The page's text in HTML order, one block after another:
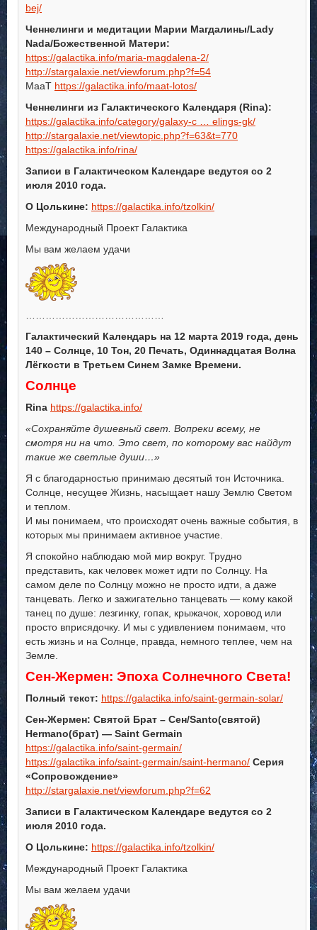
bej/
Ченнелинги и медитации Марии Магдалины/Lady
Nada/Божественной Матери:
https://galactika.info/maria-magdalena-2/
http://stargalaxie.net/viewforum.php?f=54
МааТ https://galactika.info/maat-lotos/
Ченнелинги из Галактического Календаря (Rina):
https://galactika.info/category/galaxy-c … elings-gk/
http://stargalaxie.net/viewtopic.php?f=63&t=770
https://galactika.info/rina/
Записи в Галактическом Календаре ведутся со 2
июля 2010 года.
О Цолькине: https://galactika.info/tzolkin/
Международный Проект Галактика
Мы вам желаем удачи
Галактический Календарь на 12 марта 2019 года, день
140 – Солнце, 10 Тон, 20 Печать, Одиннадцатая Волна
Лёгкости в Третьем Синем Замке Времени.
Солнце
Rina https://galactika.info/
«Сохраняйте душевный свет. Вопреки всему, не
смотря ни на что. Это свет, по которому вас найдут
такие же светлые души…»
Я с благодарностью принимаю десятый тон Источника.
Солнце, несущее Жизнь, насыщает нашу Землю Светом
и теплом.
И мы понимаем, что происходят очень важные события, в
которых мы принимаем активное участие.
Я спокойно наблюдаю мой мир вокруг. Трудно
представить, как человек может идти по Солнцу. На
самом деле по Солнцу можно не просто идти, а даже
танцевать. Легко и зажигательно танцевать — кому какой
танец по душе: лезгинку, гопак, крыжачок, хоровод или
просто вприсядочку. И мы с удивлением понимаем, что
есть жизнь и на Солнце, правда, немного теплее, чем на
Земле.
Сен-Жермен: Эпоха Солнечного Света!
Полный текст: https://galactika.info/saint-germain-solar/
Сен-Жермен: Святой Брат – Сен/Santo(святой)
Hermano(брат) — Saint Germain
https://galactika.info/saint-germain/
https://galactika.info/saint-germain/saint-hermano/ Серия
«Сопровождение»
http://stargalaxie.net/viewforum.php?f=62
Записи в Галактическом Календаре ведутся со 2
июля 2010 года.
О Цолькине: https://galactika.info/tzolkin/
Международный Проект Галактика
Мы вам желаем удачи